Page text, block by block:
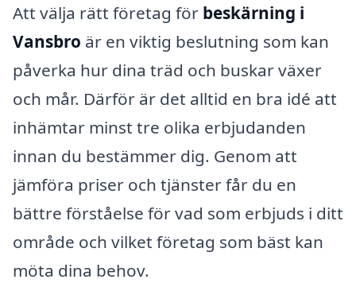
Att välja rätt företag för beskärning i
Vansbro är en viktig beslutning som kan
påverka hur dina träd och buskar växer
och mår. Därför är det alltid en bra idé att
inhämtar minst tre olika erbjudanden
innan du bestämmer dig. Genom att
jämföra priser och tjänster får du en
bättre förståelse för vad som erbjuds i ditt
område och vilket företag som bäst kan
möta dina behov.